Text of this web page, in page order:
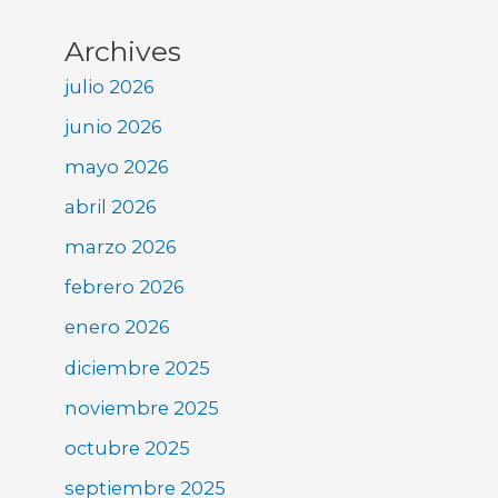
Archives
julio 2026
junio 2026
mayo 2026
abril 2026
marzo 2026
febrero 2026
enero 2026
diciembre 2025
noviembre 2025
octubre 2025
septiembre 2025